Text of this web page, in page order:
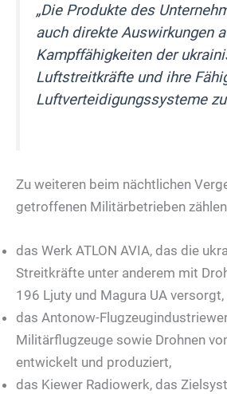
„Die Produkte des
auch direkte Auswirkungen
Kampffähigkeiten der
Luftstreitkräfte und ihre
Luftverteidigungssysteme zu
Zu weiteren beim nächtlichen
getroffenen Militärbetrieben
das Werk ATLON AVIA, das die
Streitkräfte unter anderem mit
196 Ljuty und Magura UA versorgt,
das Antonow-
Militärflugzeuge sowie Drohnen
entwickelt und produziert,
das Kiewer Radiowerk, das